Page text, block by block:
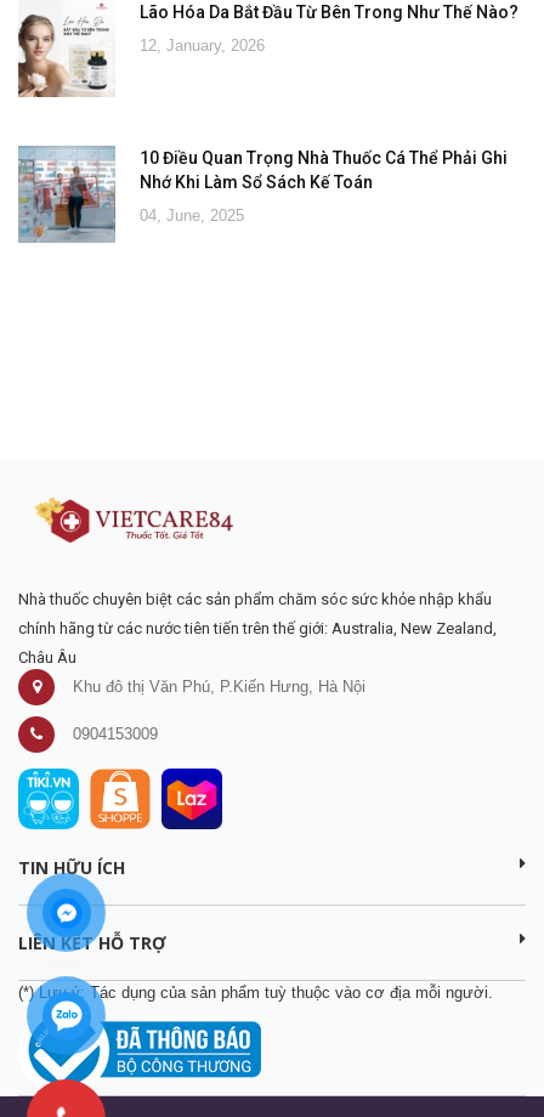
Lão Hóa Da Bắt Đầu Từ Bên Trong Như Thế Nào?
12, January, 2026
10 Điều Quan Trọng Nhà Thuốc Cá Thể Phải Ghi
Nhớ Khi Làm Sổ Sách Kế Toán
04, June, 2025
Nhà thuốc chuyên biệt các sản phẩm chăm sóc sức khỏe nhập khẩu
chính hãng từ các nước tiên tiến trên thế giới: Australia, New Zealand,
Châu Âu
Khu đô thị Văn Phú, P.Kiến Hưng, Hà Nội
0904153009
TIN HỮU ÍCH
LIÊN KẾT HỖ TRỢ
(*) Lưu ý: Tác dụng của sản phẩm tuỳ thuộc vào cơ địa mỗi người.